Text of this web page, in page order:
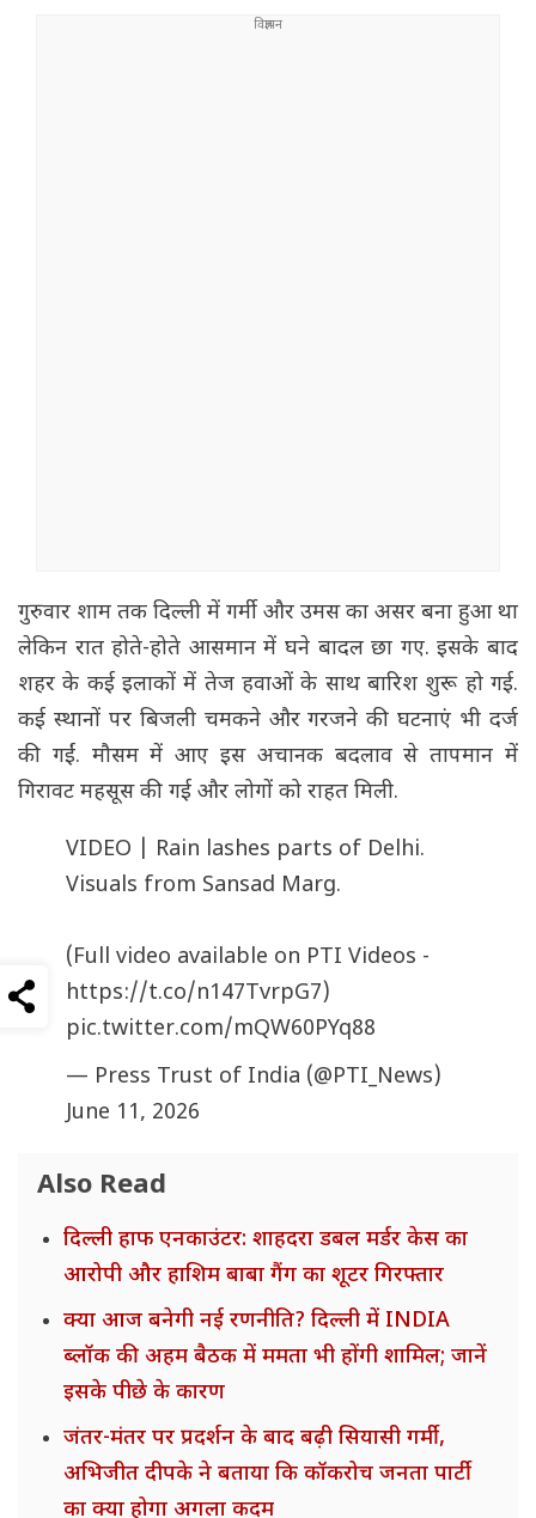
गुरुवार शाम तक दिल्ली में गर्मी और उमस का असर बना हुआ था
लेकिन रात होते-होते आसमान में घने बादल छा गए. इसके बाद
शहर के कई इलाकों में तेज हवाओं के साथ बारिश शुरू हो गई.
कई स्थानों पर बिजली चमकने और गरजने की घटनाएं भी दर्ज
की गईं. मौसम में आए इस अचानक बदलाव से तापमान में
गिरावट महसूस की गई और लोगों को राहत मिली.
VIDEO | Rain lashes parts of Delhi.
Visuals from Sansad Marg.
(Full video available on PTI Videos -
https://t.co/n147TvrpG7)
pic.twitter.com/mQW60PYq88
— Press Trust of India (@PTI_News)
June 11, 2026
Also Read
दिल्ली हाफ एनकाउंटर: शाहदरा डबल मर्डर केस का
आरोपी और हाशिम बाबा गैंग का शूटर गिरफ्तार
क्या आज बनेगी नई रणनीति? दिल्ली में INDIA
ब्लॉक की अहम बैठक में ममता भी होंगी शामिल; जानें
इसके पीछे के कारण
जंतर-मंतर पर प्रदर्शन के बाद बढ़ी सियासी गर्मी,
अभिजीत दीपके ने बताया कि कॉकरोच जनता पार्टी
का क्या होगा अगला कदम